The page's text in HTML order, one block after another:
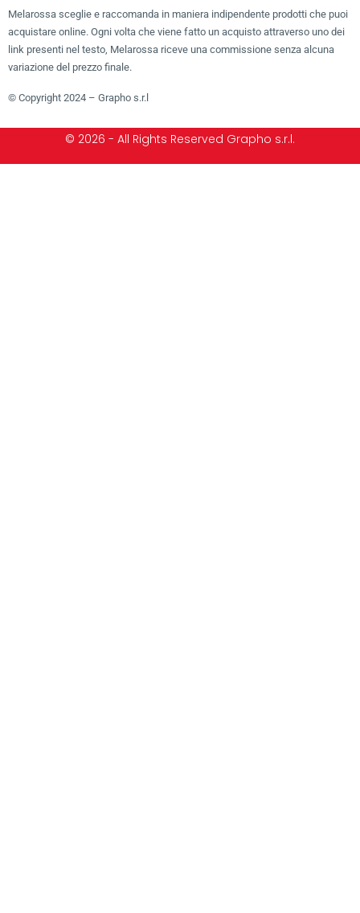
Melarossa sceglie e raccomanda in maniera indipendente prodotti che puoi
acquistare online. Ogni volta che viene fatto un acquisto attraverso uno dei
link presenti nel testo, Melarossa riceve una commissione senza alcuna
variazione del prezzo finale.
© Copyright 2024 – Grapho s.r.l
© 2026 - All Rights Reserved Grapho s.r.l.